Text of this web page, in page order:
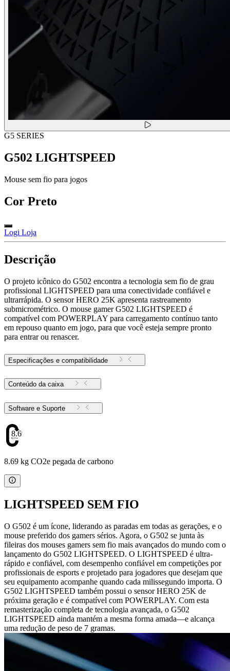
G5 SERIES
G502 LIGHTSPEED
Mouse sem fio para jogos
Cor Preto
Logi Loja
Descrição
O projeto icônico do G502 encontra a tecnologia sem fio de grau
profissional LIGHTSPEED para uma conectividade confiável e
ultrarrápida. O sensor HERO 25K apresenta rastreamento
submicrométrico. O mouse gamer G502 LIGHTSPEED é
compatível com POWERPLAY para carregamento contínuo tanto
em repouso quanto em jogo, para que você esteja sempre pronto
para entrar ou renascer.
Especificações e compatibilidade
Conteúdo da caixa
Software e Suporte
8.69
8.69 kg CO2e pegada de carbono
LIGHTSPEED SEM FIO
O G502 é um ícone, liderando as paradas em todas as gerações, e o
mouse preferido dos gamers sérios. Agora, o G502 se junta às
fileiras dos mouses gamers sem fio mais avançados do mundo com o
lançamento do G502 LIGHTSPEED. O LIGHTSPEED é ultra-
rápido e confiável, com desempenho confiável em competições por
profissionais de esports e projetado para jogadores que desejam que
seu equipamento acompanhe quando cada milissegundo importa. O
G502 LIGHTSPEED também possui o sensor HERO 25K de
próxima geração e é compatível com POWERPLAY. Com esta
remasterização completa de tecnologia avançada, o G502
LIGHTSPEED ainda mantém a mesma forma amada—e alcança
uma redução de peso de 7 gramas.